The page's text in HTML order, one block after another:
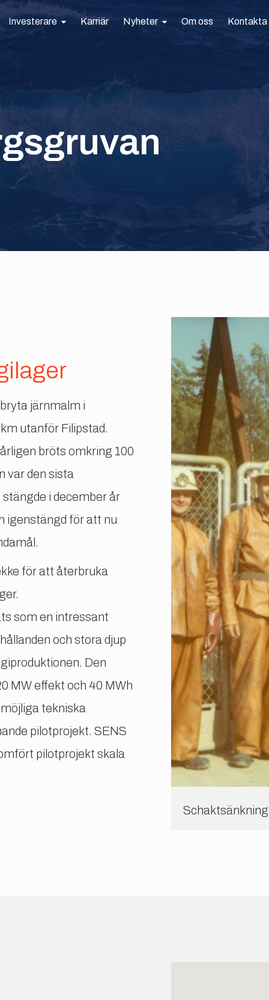
Investerare Karriär Nyheter Om oss Kontakta
järnmalm i
utanför Filipstad.
bröts omkring 100
var den sista
i december år
igenstängd för att nu
för att återbruka
som en intressant
och stora djup
Den
MW effekt och 40 MWh
tekniska
pilotprojekt. SENS
pilotprojekt skala